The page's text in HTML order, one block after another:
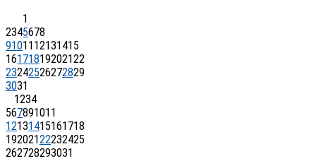
1
2345678
91011 12131415
16171819202122
23242526272829
3031
1234
567891011
12131415161718
19202122232425
262728293031